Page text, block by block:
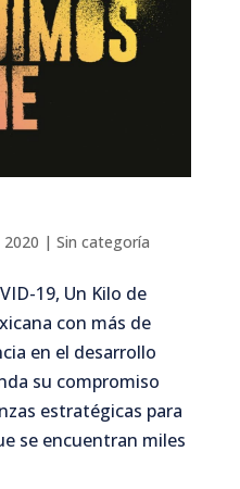
| Sin categoría
19, Un Kilo de
con más de
en el desarrollo
su compromiso
estratégicas para
se encuentran miles